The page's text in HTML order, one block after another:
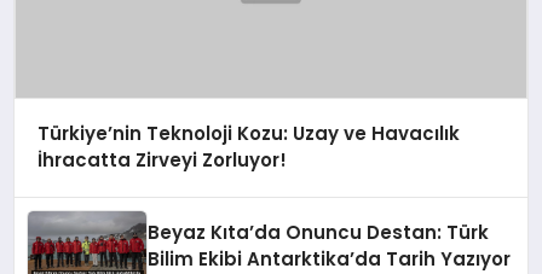
Türkiye’nin Teknoloji Kozu: Uzay ve Havacılık
İhracatta Zirveyi Zorluyor!
Beyaz Kıta’da Onuncu Destan: Türk
Bilim Ekibi Antarktika’da Tarih Yazıyor